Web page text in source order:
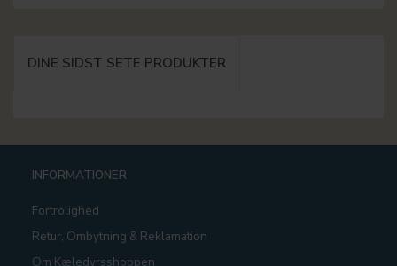
DINE SIDST SETE PRODUKTER
INFORMATIONER
Fortrolighed
Retur, Ombytning & Reklamation
Om Kæledyrsshoppen